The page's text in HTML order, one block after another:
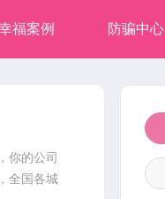
福案例 防骗中心
你的公司
全国各城